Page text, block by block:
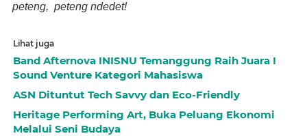
peteng, peteng ndedet!
Lihat juga
Band Afternova INISNU Temanggung Raih Juara I
Sound Venture Kategori Mahasiswa
ASN Dituntut Tech Savvy dan Eco-Friendly
Heritage Performing Art, Buka Peluang Ekonomi
Melalui Seni Budaya